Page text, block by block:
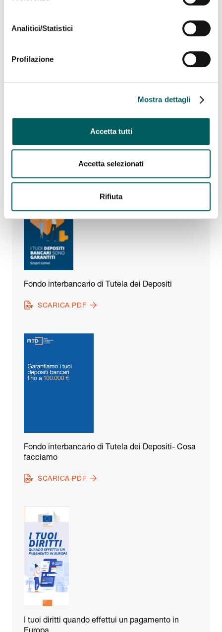
Analitici/Statistici
Profilazione
Mostra dettagli
Accetta tutti
Accetta selezionati
Rifiuta
SCARICA PDF
Fondo interbancario di Tutela dei Depositi
SCARICA PDF
Fondo interbancario di Tutela dei Depositi- Cosa
facciamo
SCARICA PDF
I tuoi diritti quando effettui un pagamento in